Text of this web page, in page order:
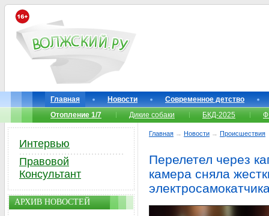
Главная Новости
Современное детство
Отопление 1/7
Дикие собаки БКД-2025
Главная → Новости → Происшествия
Перелетел через
камера сняла
Интервью
Правовой
Консультант
АРХИВ НОВОСТЕЙ